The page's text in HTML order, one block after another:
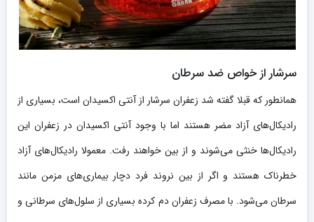
سرشار از خواص ضد سرطان
همانطور که قبلا گفته شد زعفران سرشار از آنتی اکسیدان است، بسیاری از
رادیکال‌های آزاد مضر هستند اما با وجود آنتی اکسیدان در زعفران این
رادیکال‌ها خنثی می‌شوند و از بین خواهند رفت. معمولا رادیکال‌های آزاد
خطرناک هستند و اگر از بین نروند فرد دچار بیماری‌های مزمن مانند
سرطان می‌شود. با مصرف زعفران دم کرده بسیاری از سلول‌های سرطانی و